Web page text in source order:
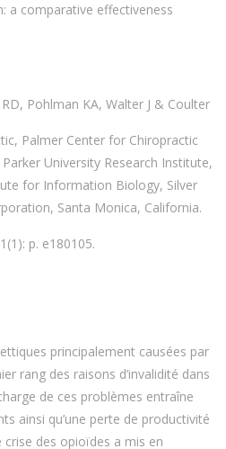
a comparative effectiveness
Pohlman KA, Walter J & Coulter
Palmer Center for Chiropractic
University Research Institute,
for Information Biology, Silver
Santa Monica, California.
p. e180105.
principalement causées par
rang des raisons d’invalidité dans
de ces problèmes entraîne
ainsi qu’une perte de productivité
crise des opioïdes a mis en